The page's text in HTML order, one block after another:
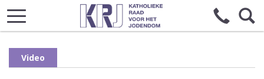
Video